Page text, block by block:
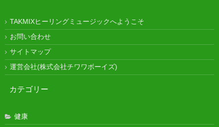
TAKMIXヒーリングミュージックへようこそ
お問い合わせ
サイトマップ
運営会社(株式会社チワワボーイズ)
カテゴリー
健康